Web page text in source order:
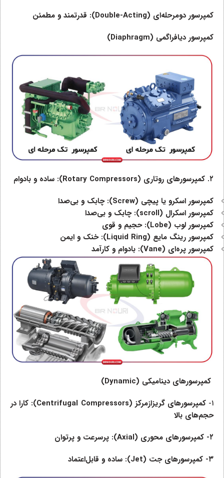
کمپرسور دو‌مرحله‌ای (Double-Acting): قدرتمند و مطمئن
کمپرسور دیافراگمی (Diaphragm
)
۲. کمپرسورهای روتاری ( Rotary Compressors): ساده و بادوام
کمپرسور اسکرو یا پیچی (Screw): چابک و بی‌صدا
کمپرسور اسکرال (scroll): چابک و بی‌صدا
کمپرسور لوب (Lobe): حجیم و قوی
کمپرسور رینگ مایع (Liquid Ring): خنک و ایمن
کمپرسور پره‌ای (Vane): بادوام و کارآمد
کمپرسورهای دینامیکی (Dynamic
)
۱- کمپرسورهای گریزازمرکز (Centrifugal Compressors): کارا در
حجم‌های بالا
۲- کمپرسورهای محوری (
Axial): پرسرعت و پرتوان
۳- کمپرسورهای جت (
Jet): ساده و قابل‌اعتماد